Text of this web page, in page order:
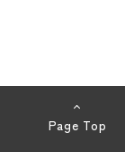
Page Top